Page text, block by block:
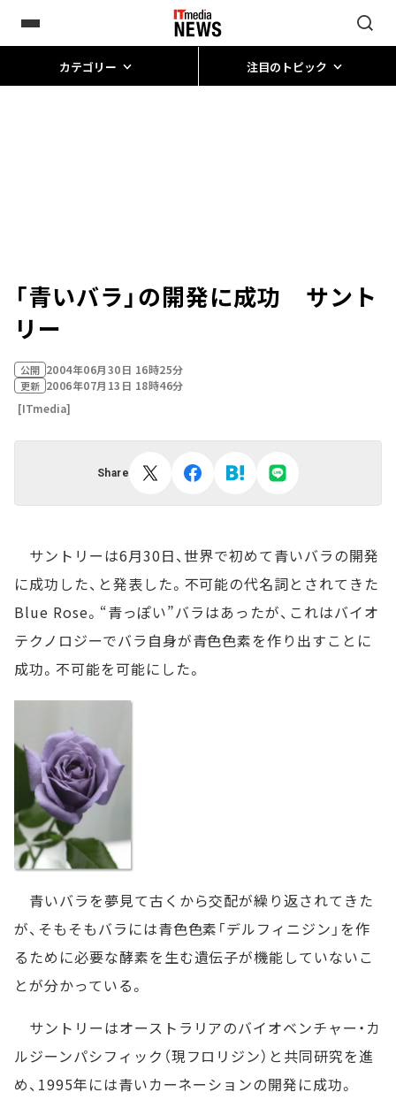
カテゴリー 注目のトピック
「青いバラ」の開発に成功 サント
リー
公開 2004年06月30日 16時25分
更新 2006年07月13日 18時46分
[ITmedia]
Share
サントリーは6月30日、世界で初めて青いバラの開発
に成功した、と発表した。不可能の代名詞とされてきた
Blue Rose。“青っぽい”バラはあったが、これはバイオ
テクノロジーでバラ自身が青色色素を作り出すことに
成功。不可能を可能にした。
青いバラを夢見て古くから交配が繰り返されてきた
が、そもそもバラには青色色素「デルフィニジン」を作
るために必要な酵素を生む遺伝子が機能していないこ
とが分かっている。
サントリーはオーストラリアのバイオベンチャー・カ
ルジーンパシフィック（現フロリジン）と共同研究を進
め、1995年には青いカーネーションの開発に成功。